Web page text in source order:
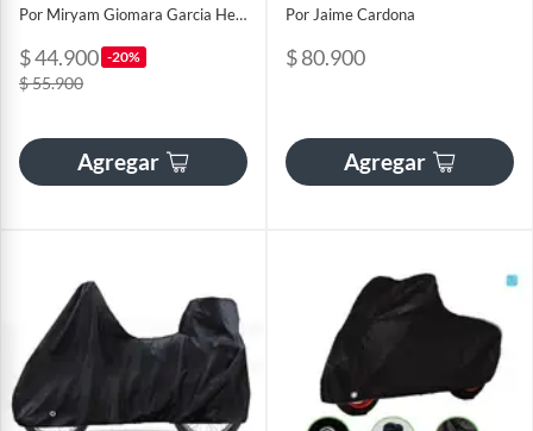
Por Miryam Giomara Garcia Hernandez
$ 44.900 -20%
$ 55.900
Agregar
Por Jaime Cardona
$ 80.900
Agregar